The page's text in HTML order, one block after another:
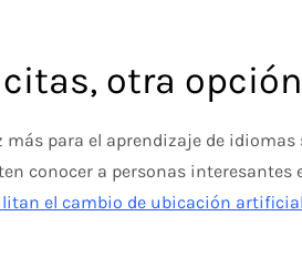
otra
para el aprendizaje de
conocer a personas
el cambio de ubicación artificial